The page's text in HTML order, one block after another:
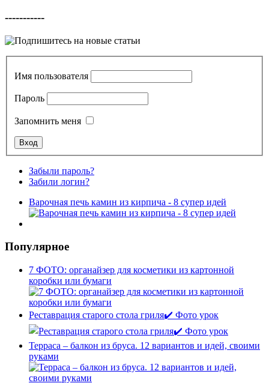
-----------
Имя пользователя
Пароль
Запомнить меня
Забыли пароль?
Забили логин?
Варочная печь камин из кирпича - 8 супер идей
Популярное
7 ФОТО: органайзер для косметики из картонной
коробки или бумаги
Реставрация старого стола гриля✔️ Фото урок
Терраса – балкон из бруса. 12 вариантов и идей, своими
руками